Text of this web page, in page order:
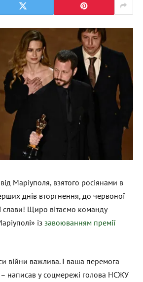
Маріуполя, взятого росіянами в
днів вторгнення, до червоної
слави! Щиро вітаємо команду
із завоюванням премії
війни важлива. І ваша перемога
– написав у соцмережі голова НСЖУ